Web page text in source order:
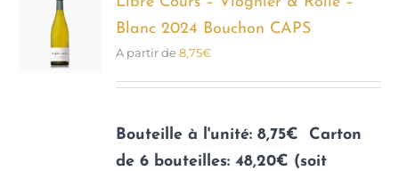
peuvent
choisies
sur
du
produit
Blanc 2024 Bouchon CAPS
A partir de8,75€
Bouteille à l'unité: 8,75€
Carton
de 6 bouteilles: 48,20€ (soit